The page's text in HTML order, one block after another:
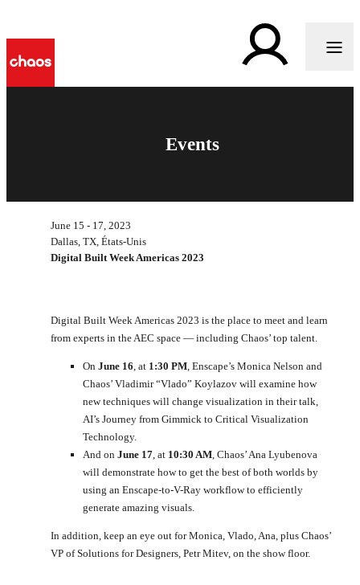
Events
June 15 - 17, 2023
Dallas, TX, États-Unis
Digital Built Week Americas 2023
Digital Built Week Americas 2023 is the place to meet and learn
from experts in the AEC space — including Chaos’ top talent.
On June 16 , at 1:30 PM , Enscape’s Monica Nelson and
Chaos’ Vladimir “Vlado” Koylazov will examine how
new techniques will change visualization in their talk,
AI’s Journey from Gimmick to Critical Visualization
Technology.
And on June 17 , at 10:30 AM , Chaos’ Ana Lyubenova
will demonstrate how to get the best of both worlds by
using an Enscape-to-V-Ray workflow to efficiently
generate amazing visuals.
In addition, keep an eye out for Monica, Vlado, Ana, plus Chaos’
VP of Solutions for Designers, Petr Mitev, on the show floor.